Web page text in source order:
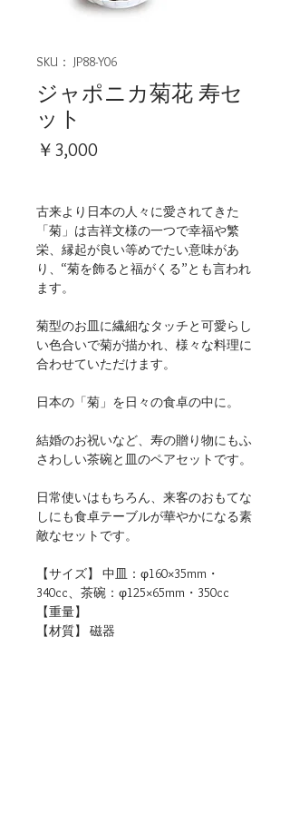
SKU： JP88-Y06
ジャポニカ菊花 寿セ
ット
￥3,000
古来より日本の人々に愛されてきた
「菊」は吉祥文様の一つで幸福や繁
栄、縁起が良い等めでたい意味があ
り、“菊を飾ると福がくる”とも言われ
ます。
菊型のお皿に繊細なタッチと可愛らし
い色合いで菊が描かれ、様々な料理に
合わせていただけます。
日本の「菊」を日々の食卓の中に。
結婚のお祝いなど、寿の贈り物にもふ
さわしい茶碗と皿のペアセットです。
日常使いはもちろん、来客のおもてな
しにも食卓テーブルが華やかになる素
敵なセットです。
【サイズ】 中皿：φ160×35mm・
340cc、茶碗：φ125×65mm・350cc
【重量】
【材質】 磁器